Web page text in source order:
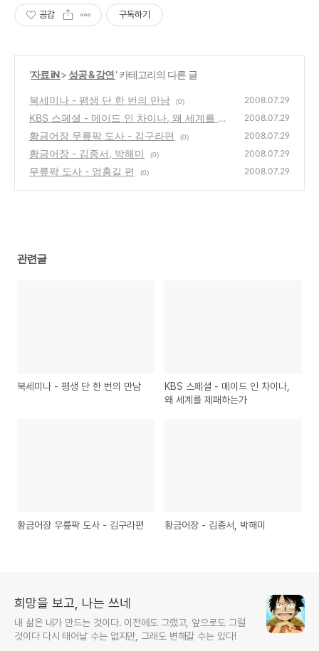
공감 구독하기
'자료 iN>성공 & 강연' 카테고리의 다른 글
북세미나 - 평생 단 한 번의 만남 (0) 2008.07.29
KBS 스페셜 - 메이드 인 차이나, 왜 세계를 제
패하는가
(0)
2008.07.29
황금어장 무릎팍 도사 - 김구라편 (0) 2008.07.29
황금어장 - 김종서, 박해미 (0) 2008.07.29
무릎팍 도사 - 엄홍길 편 (0) 2008.07.29
관련글
북세미나 - 평생 단 한 번의 만남
KBS 스페셜 - 메이드 인 차이나,
왜 세계를 제패하는가
황금어장 무릎팍 도사 - 김구라편 황금어장 - 김종서, 박해미
희망을 보고, 나는 쓰네
내 삶은 내가 만드는 것이다. 이전에도 그랬고, 앞으로도 그럴
것이다 다시 태어날 수는 없지만, 그래도 변해갈 수는 있다!